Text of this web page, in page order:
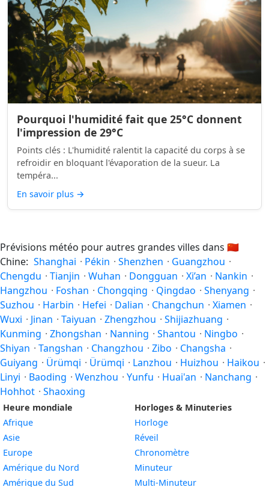
Pourquoi l'humidité fait que 25°C donnent
l'impression de 29°C
Points clés : L'humidité ralentit la capacité du corps à se
refroidir en bloquant l'évaporation de la sueur. La
tempéra...
En savoir plus →
Prévisions météo pour autres grandes villes dans 🇨🇳
Chine: Shanghai · Pékin · Shenzhen · Guangzhou ·
Chengdu · Tianjin · Wuhan · Dongguan · Xi’an · Nankin ·
Hangzhou · Foshan · Chongqing · Qingdao · Shenyang ·
Suzhou · Harbin · Hefei · Dalian · Changchun · Xiamen ·
Wuxi · Jinan · Taiyuan · Zhengzhou · Shijiazhuang ·
Kunming · Zhongshan · Nanning · Shantou · Ningbo ·
Shiyan · Tangshan · Changzhou · Zibo · Changsha ·
Guiyang · Ürümqi · Ürümqi · Lanzhou · Huizhou · Haikou ·
Linyi · Baoding · Wenzhou · Yunfu · Huai'an · Nanchang ·
Hohhot · Shaoxing
Heure mondiale
Afrique
Asie
Europe
Amérique du Nord
Amérique du Sud
Horloges & Minuteries
Horloge
Réveil
Chronomètre
Minuteur
Multi-Minuteur